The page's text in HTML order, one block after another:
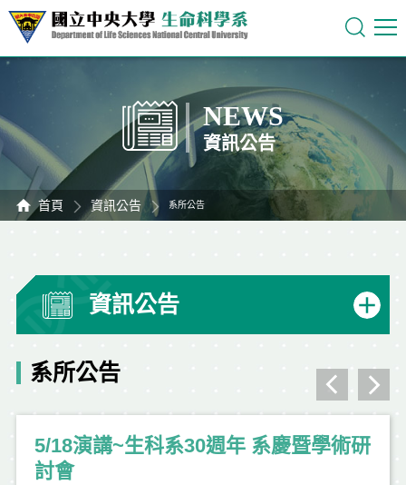
NEWS
資訊公告
首頁 資訊公告 系所公告
資訊公告
系所公告
5/18演講~生科系30週年 系慶暨學術研
討會